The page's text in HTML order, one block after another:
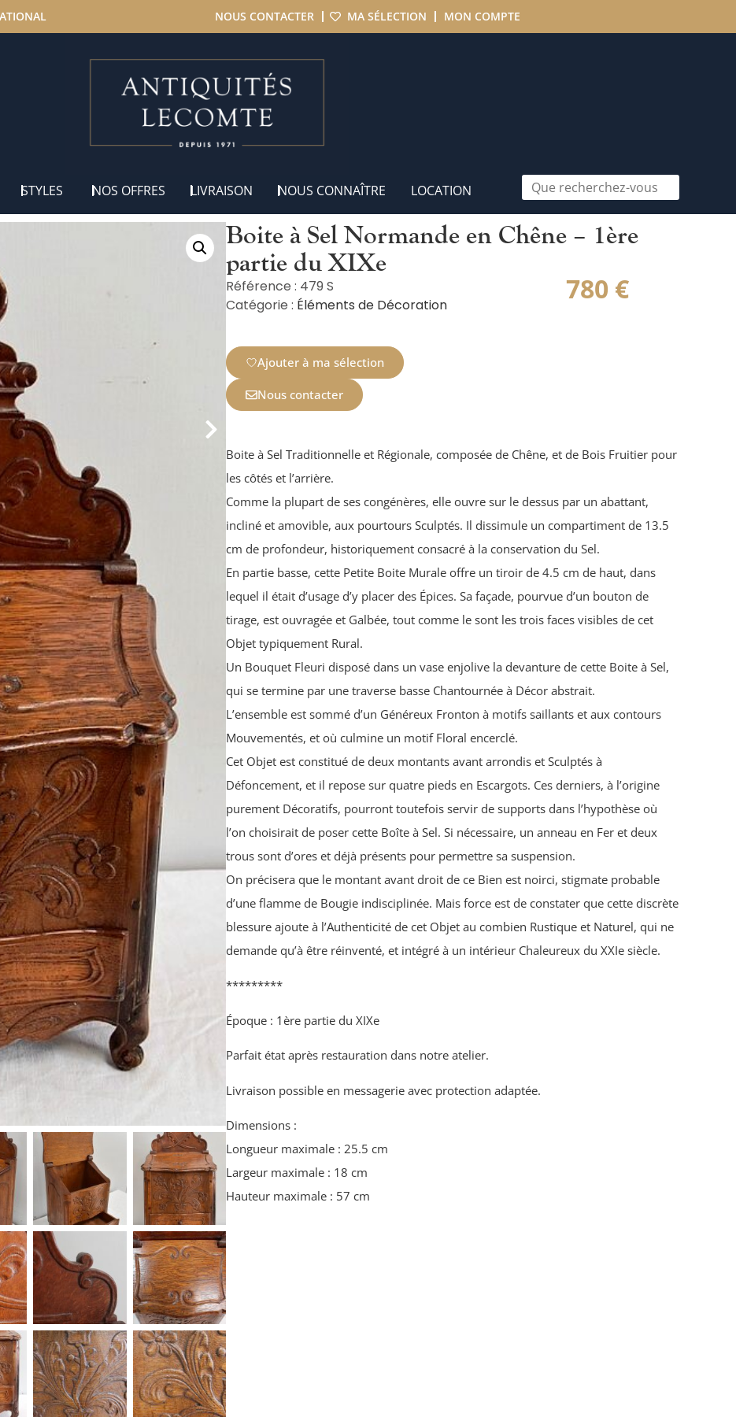
NOUS CONTACTER MA SÉLECTION MON COMPTE
STYLES NOS OFFRES LIVRAISON NOUS CONNAÎTRE LOCATION
Boite à Sel Normande en Chêne – 1ère
partie du XIXe
Référence : 479 S
Catégorie : Éléments de Décoration 780 €
Ajouter à ma sélection
Nous contacter
Boite à Sel Traditionnelle et Régionale, composée de Chêne, et de Bois Fruitier pour
les côtés et l’arrière.
Comme la plupart de ses congénères, elle ouvre sur le dessus par un abattant,
incliné et amovible, aux pourtours Sculptés. Il dissimule un compartiment de 13.5
cm de profondeur, historiquement consacré à la conservation du Sel.
En partie basse, cette Petite Boite Murale offre un tiroir de 4.5 cm de haut, dans
lequel il était d’usage d’y placer des Épices. Sa façade, pourvue d’un bouton de
tirage, est ouvragée et Galbée, tout comme le sont les trois faces visibles de cet
Objet typiquement Rural.
Un Bouquet Fleuri disposé dans un vase enjolive la devanture de cette Boite à Sel,
qui se termine par une traverse basse Chantournée à Décor abstrait.
L’ensemble est sommé d’un Généreux Fronton à motifs saillants et aux contours
Mouvementés, et où culmine un motif Floral encerclé.
Cet Objet est constitué de deux montants avant arrondis et Sculptés à
Défoncement, et il repose sur quatre pieds en Escargots. Ces derniers, à l’origine
purement Décoratifs, pourront toutefois servir de supports dans l’hypothèse où
l’on choisirait de poser cette Boîte à Sel. Si nécessaire, un anneau en Fer et deux
trous sont d’ores et déjà présents pour permettre sa suspension.
On précisera que le montant avant droit de ce Bien est noirci, stigmate probable
d’une flamme de Bougie indisciplinée. Mais force est de constater que cette discrète
blessure ajoute à l’Authenticité de cet Objet au combien Rustique et Naturel, qui ne
demande qu’à être réinventé, et intégré à un intérieur Chaleureux du XXIe siècle.
*********
Époque : 1ère partie du XIXe
Parfait état après restauration dans notre atelier.
Livraison possible en messagerie avec protection adaptée.
Dimensions :
Longueur maximale : 25.5 cm
Largeur maximale : 18 cm
Hauteur maximale : 57 cm